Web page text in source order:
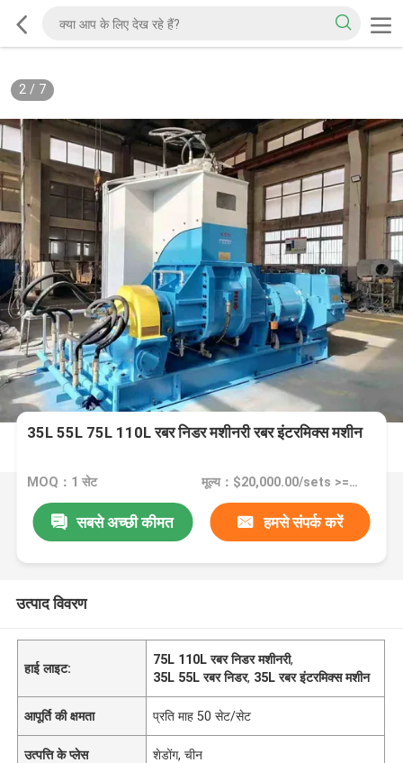
2/ 7
35L 55L 75L 110L रबर निडर मशीनरी रबर इंटरमिक्स मशीन
MOQ：1 सेट मूल्य：$20,000.00/sets >=1 sets
सबसे अच्छी कीमत हमसे संपर्क करें
उत्पाद विवरण
हाई लाइट:
75L 110L रबर निडर मशीनरी,
35L 55L रबर निडर, 35L रबर इंटरमिक्स मशीन
आपूर्ति की क्षमता प्रति माह 50 सेट/सेट
उत्पत्ति के प्लेस शेडोंग, चीन